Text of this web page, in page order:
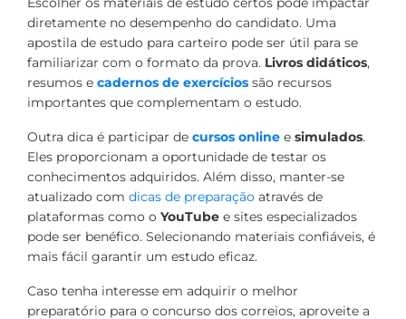
diretamente no desempenho do candidato. Uma
apostila de estudo para carteiro pode ser útil para se
familiarizar com o formato da prova. Livros didáticos,
resumos e cadernos de exercícios são recursos
importantes que complementam o estudo.
Outra dica é participar de cursos online e simulados.
Eles proporcionam a oportunidade de testar os
conhecimentos adquiridos. Além disso, manter-se
atualizado com dicas de preparação através de
plataformas como o YouTube e sites especializados
pode ser benéfico. Selecionando materiais confiáveis, é
mais fácil garantir um estudo eficaz.
Caso tenha interesse em adquirir o melhor
preparatório para o concurso dos correios, aproveite a